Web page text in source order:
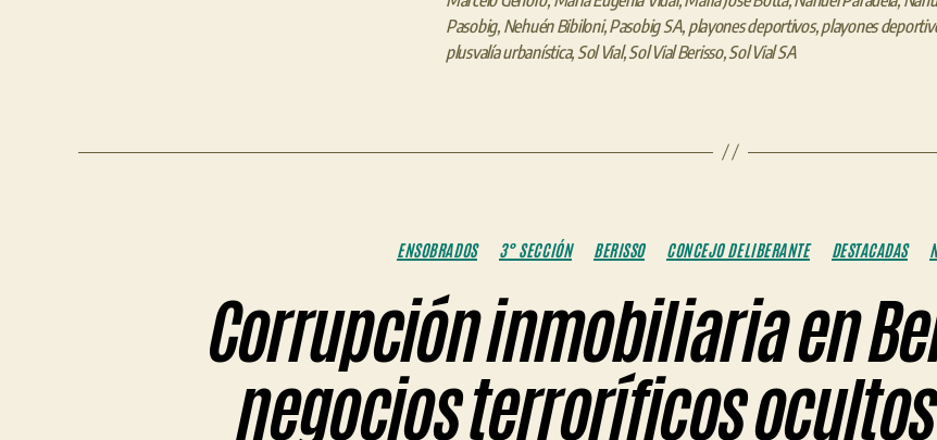
Pasobig, Nehuén Bibiloni,Pasobig SA, playones deportivos,playones
plusvalía urbanística, Sol Vial,Sol Vial Berisso,Sol Vial SA
Categorías
ENSOBRADOS 3° SECCIÓN BERISSO CONCEJO DELIBERANTE DESTACADAS
Corrupción inmobiliaria en
negocios terroríficos